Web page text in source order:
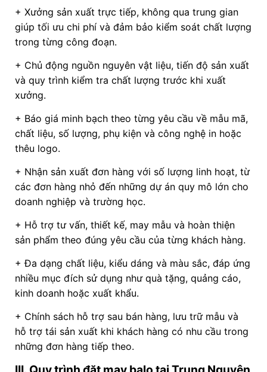
+ Xưởng sản xuất trực tiếp, không qua trung gian
giúp tối ưu chi phí và đảm bảo kiểm soát chất lượng
trong từng công đoạn.
+ Chủ động nguồn nguyên vật liệu, tiến độ sản xuất
và quy trình kiểm tra chất lượng trước khi xuất
xưởng.
+ Báo giá minh bạch theo từng yêu cầu về mẫu mã,
chất liệu, số lượng, phụ kiện và công nghệ in hoặc
thêu logo.
+ Nhận sản xuất đơn hàng với số lượng linh hoạt, từ
các đơn hàng nhỏ đến những dự án quy mô lớn cho
doanh nghiệp và trường học.
+ Hỗ trợ tư vấn, thiết kế, may mẫu và hoàn thiện
sản phẩm theo đúng yêu cầu của từng khách hàng.
+ Đa dạng chất liệu, kiểu dáng và màu sắc, đáp ứng
nhiều mục đích sử dụng như quà tặng, quảng cáo,
kinh doanh hoặc xuất khẩu.
+ Chính sách hỗ trợ sau bán hàng, lưu trữ mẫu và
hỗ trợ tái sản xuất khi khách hàng có nhu cầu trong
những đơn hàng tiếp theo.